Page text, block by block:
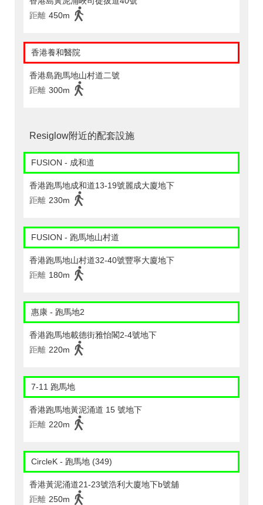
距離 450m
香港養和醫院
香港島跑馬地山村道二號
距離 300m
Resiglow附近的配套設施
FUSION - 成和道
香港跑馬地成和道13-19號麗成大廈地下
距離 230m
FUSION - 跑馬地山村道
香港跑馬地山村道32-40號豐寧大廈地下
距離 180m
惠康 - 跑馬地2
香港跑馬地載德街雅怡閣2-4號地下
距離 220m
7-11 跑馬地
香港跑馬地黃泥涌道 15 號地下
距離 220m
CircleK - 跑馬地 (349)
香港黃泥涌道21-23號浩利大廈地下b號舖
距離 250m